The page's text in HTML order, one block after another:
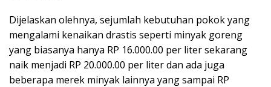
Dijelaskan olehnya, sejumlah kebutuhan pokok yang
mengalami kenaikan drastis seperti minyak goreng
yang biasanya hanya RP 16.000.00 per liter sekarang
naik menjadi RP 20.000.00 per liter dan ada juga
beberapa merek minyak lainnya yang sampai RP